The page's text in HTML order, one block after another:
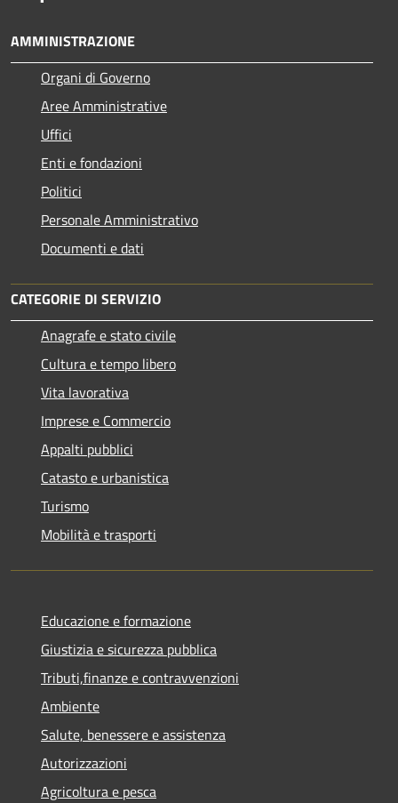
AMMINISTRAZIONE
Organi di Governo
Aree Amministrative
Uffici
Enti e fondazioni
Politici
Personale Amministrativo
Documenti e dati
CATEGORIE DI SERVIZIO
Anagrafe e stato civile
Cultura e tempo libero
Vita lavorativa
Imprese e Commercio
Appalti pubblici
Catasto e urbanistica
Turismo
Mobilità e trasporti
Educazione e formazione
Giustizia e sicurezza pubblica
Tributi,finanze e contravvenzioni
Ambiente
Salute, benessere e assistenza
Autorizzazioni
Agricoltura e pesca